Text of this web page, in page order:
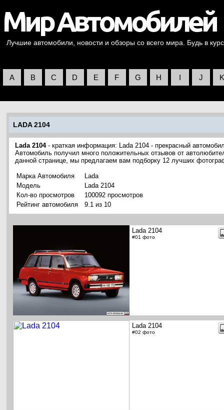
Лучшие автомобили, новости и обзоры со всего мира. Будь в
A B C D E F G H I J K
LADA 2104
Lada 2104- краткая информация: Lada 2104 - прекрасный
Автомобиль получил много положительных отзывов от
данной странице, мы предлагаем вам подборку 12 лучших
Марка Автомобиля
Lada
Модель
Lada 2104
Кол-во просмотров
100092 просмотров
Рейтинг автомобиля
9.1 из 10
Lada 2104
#01 фото
Lada 2104
#02 фото